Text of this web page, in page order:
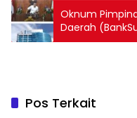
Oknum
Daerah
(POJK) dan
Pos Terkait